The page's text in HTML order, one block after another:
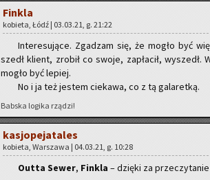
Fin­kla
ko­bie­ta, Łódź | 03.03.21, g. 21:22
In­te­re­su­ją­ce. Zga­dzam się, że mogło być
szedł klient, zro­bił co swoje, za­pła­cił, wy­szedł.
mogło być le­piej.
No i ja też je­stem cie­ka­wa, co z tą ga­la­ret­ką.
Bab­ska lo­gi­ka rzą­dzi!
ka­sjo­pe­ja­ta­les
ko­bie­ta, War­sza­wa | 04.03.21, g. 10:28
Outta Sewer, Fin­kla – dzię­ki za